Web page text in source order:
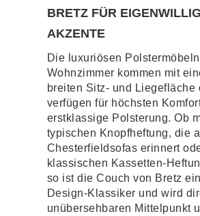
BRETZ FÜR
AKZENTE
Die luxuriösen
Wohnzimmer kommen mit
breiten Sitz- und Liegefläche
verfügen für höchsten
erstklassige Polsterung. Ob
typischen Knopfheftung, die
Chesterfieldsofas erinnert
klassischen Kassetten-
so ist die Couch von Bretz
Design-Klassiker und wird
unübersehbaren Mittelpunkt